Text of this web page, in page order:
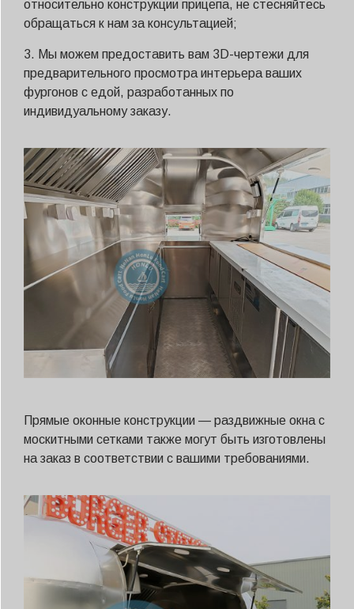
относительно конструкции прицепа, не стесняйтесь
обращаться к нам за консультацией;
3. Мы можем предоставить вам 3D-чертежи для
предварительного просмотра интерьера ваших
фургонов с едой, разработанных по
индивидуальному заказу.
Прямые оконные конструкции — раздвижные окна с
москитными сетками также могут быть изготовлены
на заказ в соответствии с вашими требованиями.